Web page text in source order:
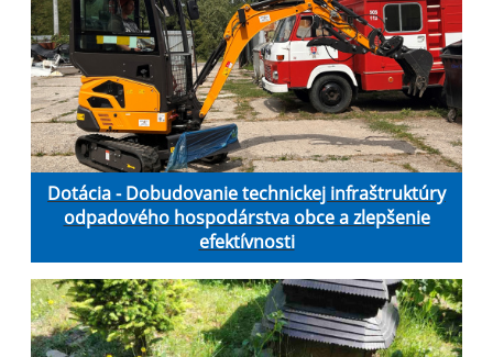
Dotácia - Dobudovanie technickej infraštruktúry
odpadového hospodárstva obce a zlepšenie
efektívnosti